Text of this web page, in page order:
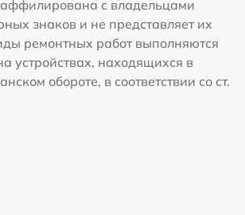
с владельцами
знаков и не представляет их
ремонтных работ выполняются
устройствах, находящихся в
обороте, в соответствии со ст.